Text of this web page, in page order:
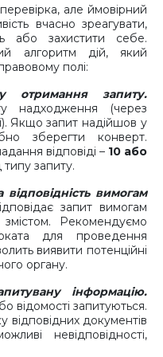
але ймовірний
вчасно зреагувати,
або захистити себе.
алгоритм дій, який
полі:
отримання запиту.
надходження (через
Якщо запит надійшов у
зберегти конверт.
відповіді – 10 або
типу запиту.
вимогам
запит вимогам
Рекомендуємо
для проведення
виявити потенційні
органу.
інформацію.
відомості запитуються.
відповідних документів
невідповідності,